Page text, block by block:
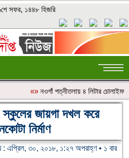
সফর, ১৪৪৮ হিজরি
«»নওগাঁ পত্নীতলায় ৪ লিটার
স্কুলের জায়গা দখল করে
নির্মাণ
: এপ্রিল, ৩০, ২০১৮, ১:২৭ অপরাহ্ণ • ১ বার